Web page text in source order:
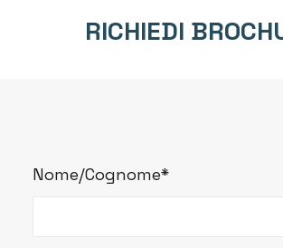
RICHIEDI
Nome/Cognome*